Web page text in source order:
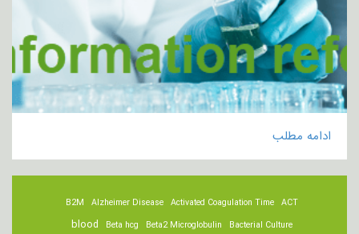
ادامه مطلب
ACT
Activated Coagulation Time
Alzheimer Disease
B2M
Bacterial Culture
Beta2 Microglobulin
Beta hcg
blood